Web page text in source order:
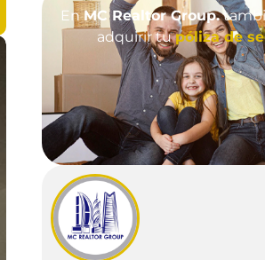
EnMC Realtor Group.
adquirir tupóliza de